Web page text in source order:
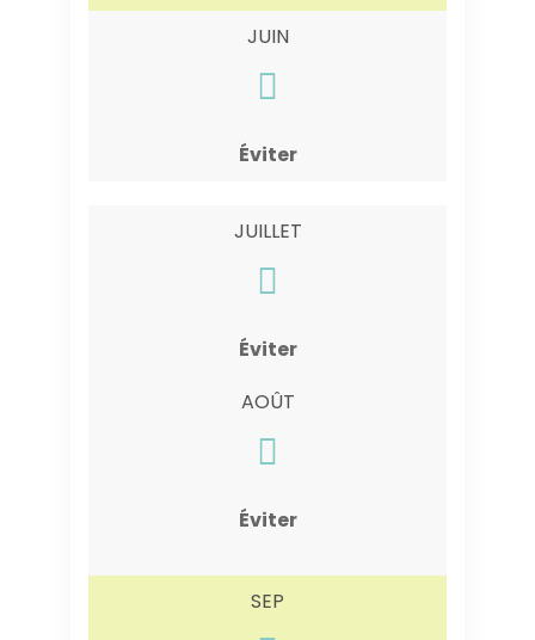
JUIN
Éviter
JUILLET
Éviter
AOÛT
Éviter
SEP